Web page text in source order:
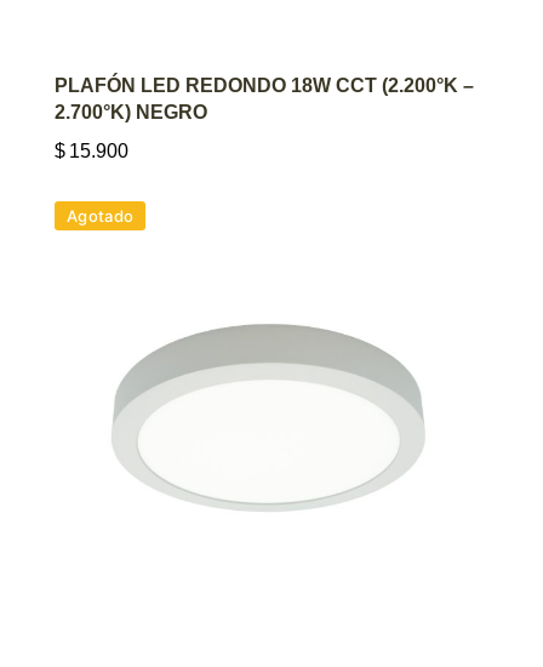
AGREGAR AL CARRITO
PLAFÓN LED REDONDO 18W CCT (2.200°K –
2.700°K) NEGRO
$ 15.900
Agotado